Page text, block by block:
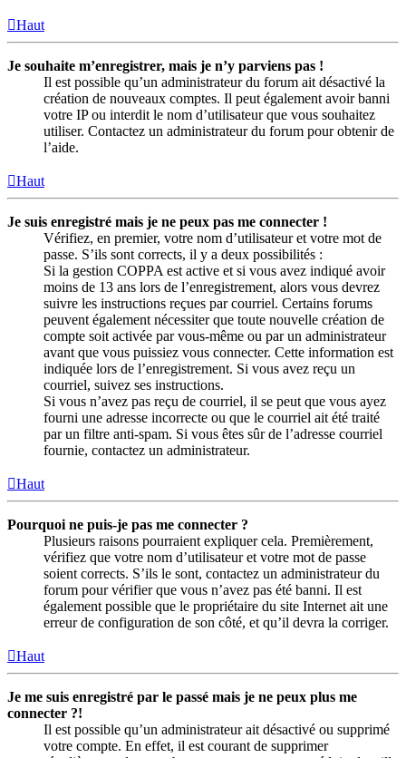
Haut
Je souhaite m’enregistrer, mais je n’y parviens pas !
Il est possible qu’un administrateur du forum ait désactivé la
création de nouveaux comptes. Il peut également avoir banni
votre IP ou interdit le nom d’utilisateur que vous souhaitez
utiliser. Contactez un administrateur du forum pour obtenir de
l’aide.
Haut
Je suis enregistré mais je ne peux pas me connecter !
Vérifiez, en premier, votre nom d’utilisateur et votre mot de
passe. S’ils sont corrects, il y a deux possibilités :
Si la gestion COPPA est active et si vous avez indiqué avoir
moins de 13 ans lors de l’enregistrement, alors vous devrez
suivre les instructions reçues par courriel. Certains forums
peuvent également nécessiter que toute nouvelle création de
compte soit activée par vous-même ou par un administrateur
avant que vous puissiez vous connecter. Cette information est
indiquée lors de l’enregistrement. Si vous avez reçu un
courriel, suivez ses instructions.
Si vous n’avez pas reçu de courriel, il se peut que vous ayez
fourni une adresse incorrecte ou que le courriel ait été traité
par un filtre anti-spam. Si vous êtes sûr de l’adresse courriel
fournie, contactez un administrateur.
Haut
Pourquoi ne puis-je pas me connecter ?
Plusieurs raisons pourraient expliquer cela. Premièrement,
vérifiez que votre nom d’utilisateur et votre mot de passe
soient corrects. S’ils le sont, contactez un administrateur du
forum pour vérifier que vous n’avez pas été banni. Il est
également possible que le propriétaire du site Internet ait une
erreur de configuration de son côté, et qu’il devra la corriger.
Haut
Je me suis enregistré par le passé mais je ne peux plus me
connecter ?!
Il est possible qu’un administrateur ait désactivé ou supprimé
votre compte. En effet, il est courant de supprimer